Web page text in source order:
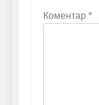
Коментар *